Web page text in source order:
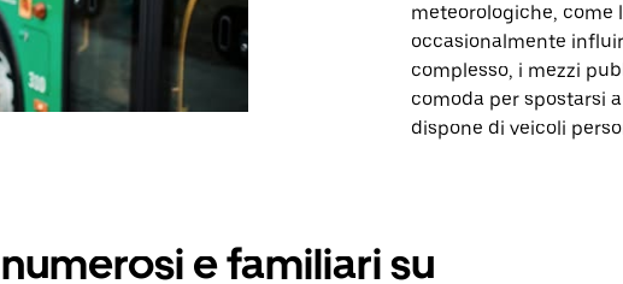
meteorologiche, come
occasionalmente
complesso, i mezzi
comoda per spostarsi
dispone di veicoli
e familiari su